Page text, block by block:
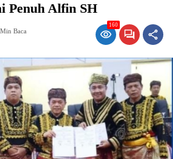
Penuh Alfin SH
Baca
160